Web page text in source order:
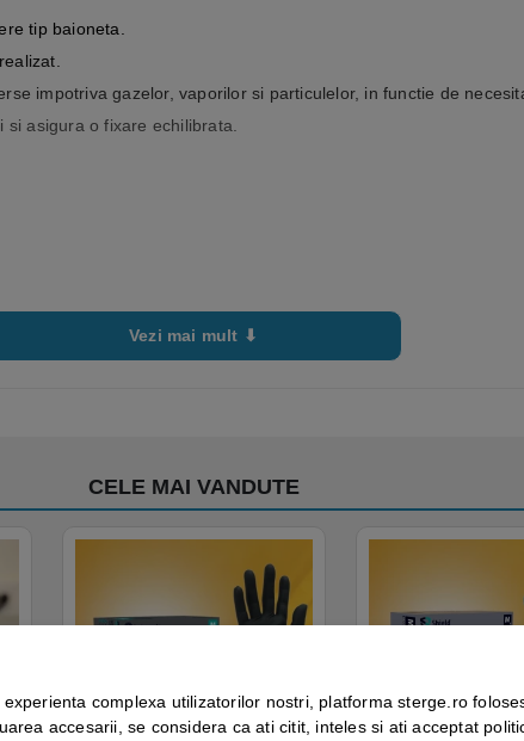
tip baioneta.
impotriva gazelor, vaporilor si particulelor, in functie de
asigura o fixare echilibrata.
Vezi mai mult ⬇
CELE MAI VANDUTE
complexa utilizatorilor nostri, platforma sterge.ro
accesarii, se considera ca ati citit, inteles si ati acceptat